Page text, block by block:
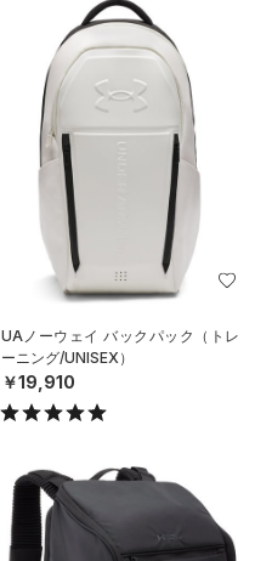
UAノーウェイ バックパック（トレ
ーニング/UNISEX）
￥19,910